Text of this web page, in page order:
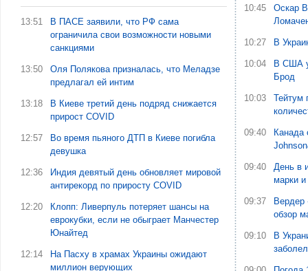
13:51
В ПАСЕ заявили, что РФ сама
ограничила свои возможности новыми
санкциями
13:50
Оля Полякова призналась, что Меладзе
предлагал ей интим
13:18
В Киеве третий день подряд снижается
прирост COVID
12:57
Во время пьяного ДТП в Киеве погибла
девушка
12:36
Индия девятый день обновляет мировой
антирекорд по приросту COVID
12:20
Клопп: Ливерпуль потеряет шансы на
еврокубки, если не обыграет Манчестер
Юнайтед
12:14
На Пасху в храмах Украины ожидают
миллион верующих
10:45
Оскар
10:27 В
10:04
В США
Брод
10:03
Тейтум
09:40
Канада
09:40
День в
марки и
09:37
Вердер
обзор
09:10
В